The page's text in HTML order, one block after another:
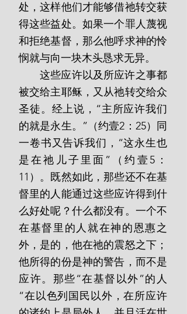
处，这样他们才能够借祂转交获
得这些益处。如果一个罪人蔑视
和拒绝基督，那么他呼求神的怜
悯就与向一块木头恳求无异。
       这些应许以及所应许之事都
被交给主耶稣，又从祂转交给众
圣徒。经上说，“主所应许我们
的就是永生。”（约壹2：25）同
一卷书又告诉我们，“这永生也
是在祂儿子里面”（约壹5：
11）。既然如此，那些还不在基
督里的人能通过这些应许得到什
么好处呢？什么都没有。一个不
在基督里的人就在神的恩惠之
外，是的，他在祂的震怒之下；
他所得的份是神的警告，而不是
应许。那些“在基督以外”的人
“在以色列国民以外，在所应许